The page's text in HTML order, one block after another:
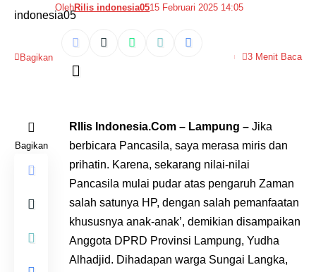
OlehRilis indonesia0515 Februari 2025 14:05
Bagikan 3 Menit Baca
Bagikan
RIlis Indonesia.Com – Lampung – Jika
berbicara Pancasila, saya merasa miris dan
prihatin. Karena, sekarang nilai-nilai
Pancasila mulai pudar atas pengaruh Zaman
salah satunya HP, dengan salah pemanfaatan
khususnya anak-anak’, demikian disampaikan
Anggota DPRD Provinsi Lampung, Yudha
Alhadjid. Dihadapan warga Sungai Langka,